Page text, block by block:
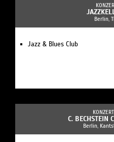
Berlin,
Jazz & Blues Club
C. BECHSTEIN
Berlin,